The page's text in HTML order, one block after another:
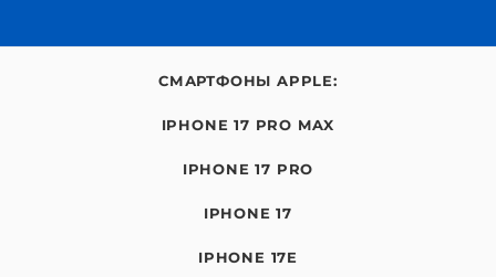
СМАРТФОНЫ APPLE:
IPHONE 17 PRO MAX
IPHONE 17 PRO
IPHONE 17
IPHONE 17E